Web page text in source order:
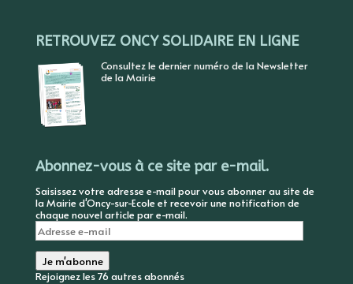
RETROUVEZ ONCY SOLIDAIRE EN LIGNE
Consultez le dernier numéro de la Newsletter
de la Mairie
Abonnez-vous à ce site par e-mail.
Saisissez votre adresse e-mail pour vous abonner au site de
la Mairie d'Oncy-sur-Ecole et recevoir une notification de
chaque nouvel article par e-mail.
Adresse
e-
mail
Je m'abonne
Rejoignez les 76 autres abonnés